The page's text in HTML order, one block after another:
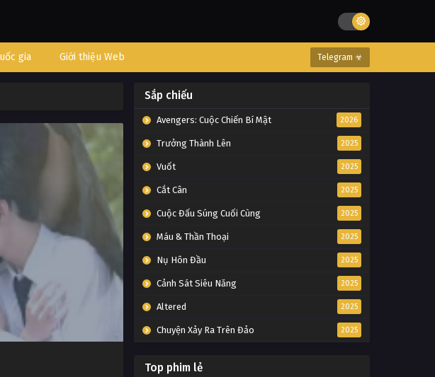
gia Giới thiệu Web Telegram ☣
Sắp chiếu
Avengers: Cuộc Chiến Bí Mật 2026
Trưởng Thành Lên 2025
Vuốt 2025
Cắt Cân 2025
Cuộc Đấu Súng Cuối Cùng 2025
Máu & Thần Thoại 2025
Nụ Hôn Đầu 2025
Cảnh Sát Siêu Năng 2025
Altered 2025
Chuyện Xảy Ra Trên Đảo 2025
Top phim lẻ